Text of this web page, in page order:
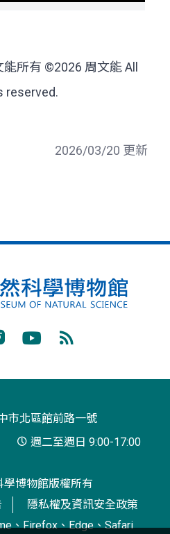
所有 ©2026 周文能 All
reserved.
2026/03/20 更新
閱
市北區館前路一號
週二至週日 9:00-17:00
博物館版權所有
隱私權及資訊安全政策
、Firefox、Edge、Safari